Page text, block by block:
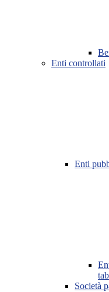
Enti controllati
Enti
Società